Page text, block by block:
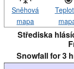
Sněhová
mapa
Střediska
Snowfall for 3